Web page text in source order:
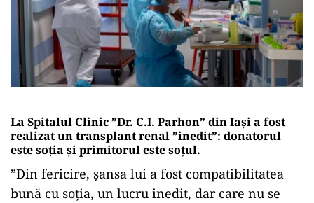
La Spitalul Clinic ”Dr. C.I. Parhon” din Iași a fost
realizat un transplant renal ”inedit”: donatorul
este soția și primitorul este soțul.
”Din fericire, șansa lui a fost compatibilitatea
bună cu soția, un lucru inedit, dar care nu se